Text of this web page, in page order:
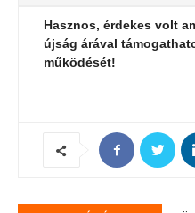
Hasznos, érdekes volt
újság árával
működését!